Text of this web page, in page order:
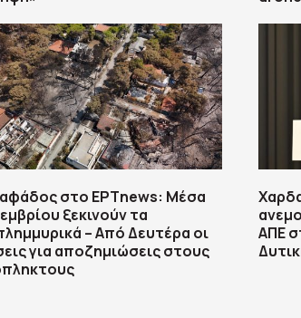
στο ΕΡΤnews: Μέσα
ξεκινούν τα
– Από Δευτέρα οι
για αποζημιώσεις στους
ΑΠΕ